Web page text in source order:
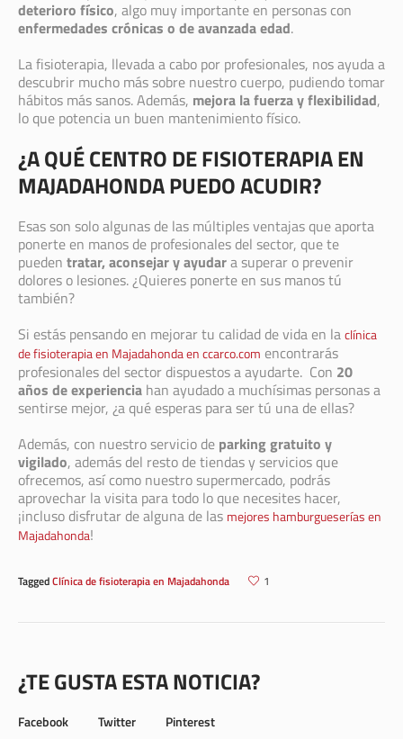
deterioro físico, algo muy importante en personas con
enfermedades crónicas o de avanzada edad.
La fisioterapia, llevada a cabo por profesionales, nos ayuda a
descubrir mucho más sobre nuestro cuerpo, pudiendo tomar
hábitos más sanos. Además, mejora la fuerza y flexibilidad,
lo que potencia un buen mantenimiento físico.
¿A QUÉ CENTRO DE FISIOTERAPIA EN
MAJADAHONDA PUEDO ACUDIR?
Esas son solo algunas de las múltiples ventajas que aporta
ponerte en manos de profesionales del sector, que te
pueden tratar, aconsejar y ayudara superar o prevenir
dolores o lesiones. ¿Quieres ponerte en sus manos tú
también?
Si estás pensando en mejorar tu calidad de vida en laclínica
de fisioterapia en Majadahonda en ccarco.com encontrarás
profesionales del sector dispuestos a ayudarte. Con 20
años de experiencia han ayudado a muchísimas personas a
sentirse mejor, ¿a qué esperas para ser tú una de ellas?
Además, con nuestro servicio de parking gratuito y
vigilado, además del resto de tiendas y servicios que
ofrecemos, así como nuestro supermercado, podrás
aprovechar la visita para todo lo que necesites hacer,
¡incluso disfrutar de alguna de las mejores hamburgueserías en
Majadahonda!
TaggedClínica de fisioterapia en Majadahonda 1
¿TE GUSTA ESTA NOTICIA?
Facebook Twitter Pinterest